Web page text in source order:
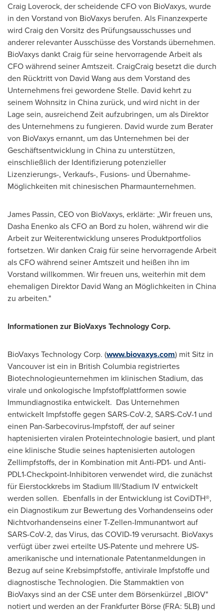
Craig Loverock, der scheidende CFOvon BioVaxys, wurde
in den Vorstand von BioVaxys berufen. Als Finanzexperte
wird Craig den Vorsitz des Prüfungsausschusses und
anderer relevanter Ausschüsse des Vorstands übernehmen.
BioVaxys dankt Craig für seine hervorragende Arbeit als
CFO während seiner Amtszeit. CraigCraig besetzt die durch
den Rücktritt von David Wang aus dem Vorstand des
Unternehmens frei gewordene Stelle. David kehrt zu
seinem Wohnsitz in Chinazurück, und wird nicht in der
Lage sein, ausreichend Zeit aufzubringen, um als Direktor
des Unternehmens zu fungieren. David wurde zum Berater
von BioVaxys ernannt, um das Unternehmen bei der
Geschäftsentwicklung in Chinazu unterstützen,
einschließlich der Identifizierung potenzieller
Lizenzierungs-, Verkaufs-, Fusions- und Übernahme-
Möglichkeiten mit chinesischen Pharmaunternehmen.
James Passin, CEOvon BioVaxys, erklärte: „Wir freuen uns,
Dasha Enenko als CFO an Bord zu holen, während wir die
Arbeit zur Weiterentwicklung unseres Produktportfolios
fortsetzen. Wir danken Craig für seine hervorragende Arbeit
als CFO während seiner Amtszeit und heißen ihn im
Vorstand willkommen. Wir freuen uns, weiterhin mit dem
ehemaligen Direktor David Wang an Möglichkeiten in China
zu arbeiten."
Informationen zur BioVaxys Technology Corp.
BioVaxys Technology Corp. (www.biovaxys.com) mit Sitz in
Vancouver ist ein in British Columbia registriertes
Biotechnologieunternehmen im klinischen Stadium, das
virale und onkologische Impfstoffplattformen sowie
Immundiagnostika entwickelt. Das Unternehmen
entwickelt Impfstoffe gegen SARS-CoV-2, SARS-CoV-1 und
einen Pan-Sarbecovirus-Impfstoff, der auf seiner
haptenisierten viralen Proteintechnologie basiert, und plant
eine klinische Studie seines haptenisierten autologen
Zellimpfstoffs, der in Kombination mit Anti-PD1- und Anti-
PDL1-Checkpoint-Inhibitoren verwendet wird, die zunächst
für Eierstockkrebs im Stadium III/Stadium IV entwickelt
werden sollen. Ebenfalls in der Entwicklung ist CoviDTH®,
ein Diagnostikum zur Bewertung des Vorhandenseins oder
Nichtvorhandenseins einer T-Zellen-Immunantwort auf
SARS-CoV-2, das Virus, das COVID-19 verursacht. BioVaxys
verfügt über zwei erteilte US-Patente und mehrere US-
amerikanische und internationale Patentanmeldungen in
Bezug auf seine Krebsimpfstoffe, antivirale Impfstoffe und
diagnostische Technologien. Die Stammaktien von
BioVaxys sind an der CSE unter dem Börsenkürzel „BIOV"
notiert und werden an der Frankfurter Börse (FRA: 5LB) und